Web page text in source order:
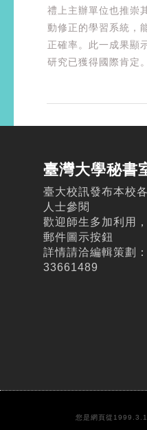
禮上主辦單位也推崇
動修正的學習系統，
正確率。此一成果顯
研究已獲得國際肯定。
臺灣大學秘書
臺大校訊發布本校
人士參閱
歡迎師生多加利用
郵件圖示按鈕
詳情請洽編輯策劃
33661489
您是網頁從